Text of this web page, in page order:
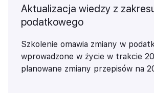
indywidualnych potrzeb.
Dodatkowo, e-learning pozwala
kosztów związanych z
szkoleń, eliminując wydatki na
czy materiały drukowane.
rozwiązania edukacyjne, firmy
podnieść kwalifikacje swoich
Aktualizacja wiedzy z
podatkowego
Szkolenie omawia zmiany w
wprowadzone w życie w trakcie
planowane zmiany przepisów na